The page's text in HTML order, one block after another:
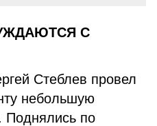
С
Стеблев провел
небольшую
Поднялись по